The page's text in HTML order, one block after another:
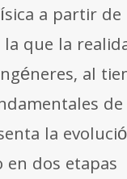
a partir de
que la
al
la
dos etapas